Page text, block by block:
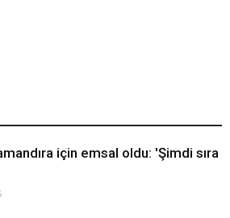
için emsal oldu: 'Şimdi sıra